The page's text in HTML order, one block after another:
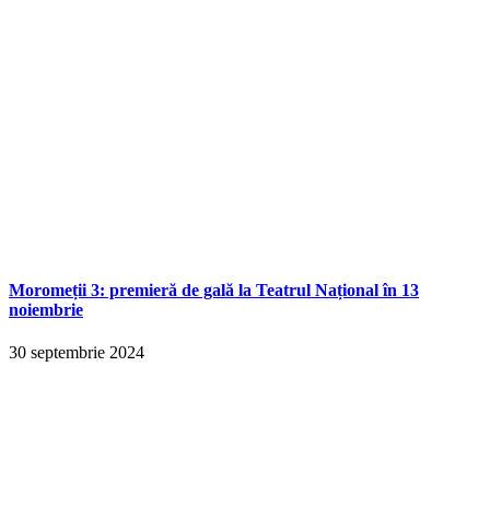
Moromeții 3: premieră de gală la Teatrul Național în 13
noiembrie
30 septembrie 2024